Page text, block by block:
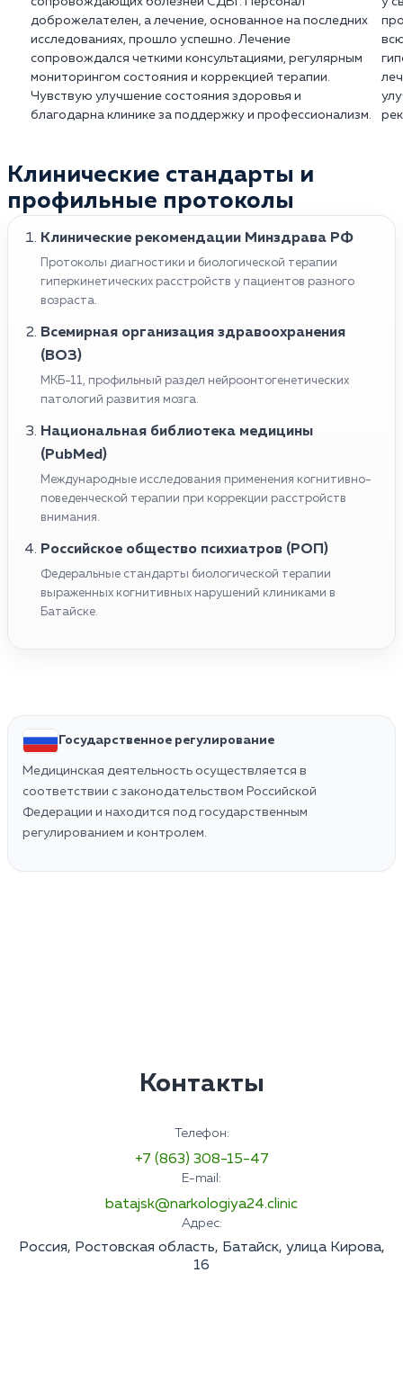
доброжелателен, а лечение, основанное на последних
исследованиях, прошло успешно. Лечение
сопровождался четкими консультациями, регулярным
мониторингом состояния и коррекцией терапии.
Чувствую улучшение состояния здоровья и
благодарна клинике за поддержку и профессионализм.
Клинические стандарты и
профильные протоколы
Клинические рекомендации Минздрава РФ
Протоколы диагностики и биологической терапии
гиперкинетических расстройств у пациентов разного
возраста.
Всемирная организация здравоохранения
(ВОЗ)
МКБ-11, профильный раздел нейроонтогенетических
патологий развития мозга.
Национальная библиотека медицины
(PubMed)
Международные исследования применения когнитивно-
поведенческой терапии при коррекции расстройств
внимания.
Российское общество психиатров (РОП)
Федеральные стандарты биологической терапии
выраженных когнитивных нарушений клиниками в
Батайске.
Государственное регулирование
Медицинская деятельность осуществляется в
соответствии с законодательством Российской
Федерации и находится под государственным
регулированием и контролем.
Контакты
Телефон:
+7 (863) 308-15-47
E-mail:
batajsk@narkologiya24.clinic
Адрес:
Россия, Ростовская область, Батайск, улица Кирова,
16